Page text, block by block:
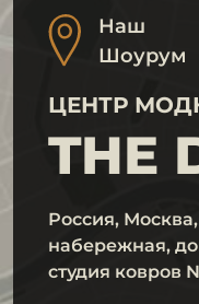
Наш
Шоурум
ЦЕНТР
THE
Россия,
набережная,
студия ковров